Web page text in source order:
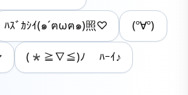
ﾊｽﾞｶｼｲ(๑´ฅωฅ๑)照♡ (º∀º)
(*≧∇≦)ﾉ ﾊｰｲ♪